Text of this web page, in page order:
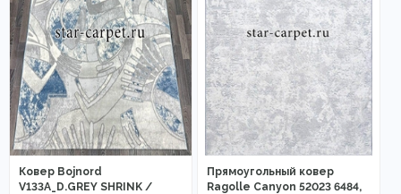
Ковер Bojnord
V133A_D.GREY SHRINK /
Прямоугольный ковер
Ragolle Canyon 52023 6484,